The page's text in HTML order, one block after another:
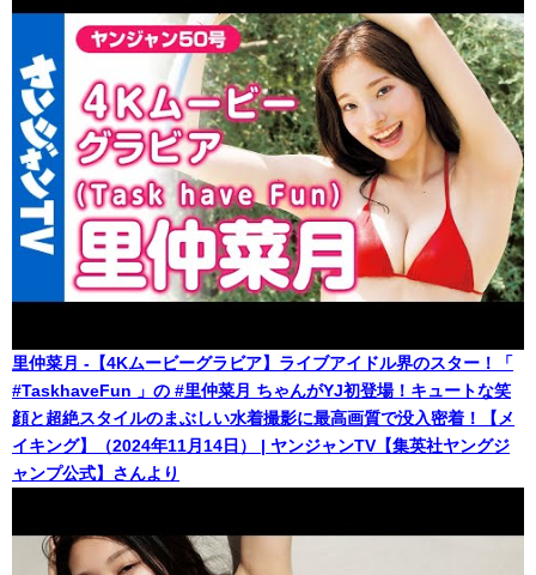
里仲菜月 -【4Kムービーグラビア】ライブアイドル界のスター！「
#TaskhaveFun 」の #里仲菜月 ちゃんがYJ初登場！キュートな笑
顔と超絶スタイルのまぶしい水着撮影に最高画質で没入密着！【メ
イキング】（2024年11月14日） | ヤンジャンTV【集英社ヤングジ
ャンプ公式】さんより